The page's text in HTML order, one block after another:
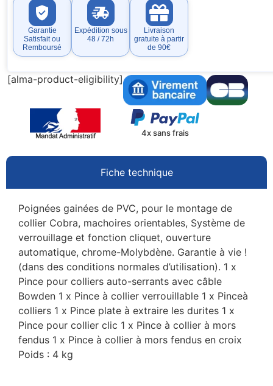
Garantie
Satisfait ou
Remboursé
Expédition sous
48 / 72h
Livraison
gratuite à partir
de 90€
[alma-product-eligibility]
4x sans frais
Fiche technique
Poignées gainées de PVC, pour le montage de
collier Cobra, machoires orientables, Système de
verrouillage et fonction cliquet, ouverture
automatique, chrome-Molybdène. Garantie à vie !
(dans des conditions normales d’utilisation). 1 x
Pince pour colliers auto-serrants avec câble
Bowden 1 x Pince à collier verrouillable 1 x Pinceà
colliers 1 x Pince plate à extraire les durites 1 x
Pince pour collier clic 1 x Pince à collier à mors
fendus 1 x Pince à collier à mors fendus en croix
Poids : 4 kg